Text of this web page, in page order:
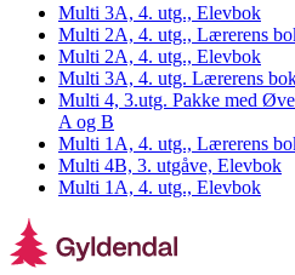
Multi 3A, 4. utg., Elevbok
Multi 2A, 4. utg., Lærerens
Multi 2A, 4. utg., Elevbok
Multi 3A, 4. utg. Lærerens
Multi 4, 3.utg. Pakke med
A og B
Multi 1A, 4. utg., Lærerens
Multi 4B, 3. utgåve, Elevbok
Multi 1A, 4. utg., Elevbok